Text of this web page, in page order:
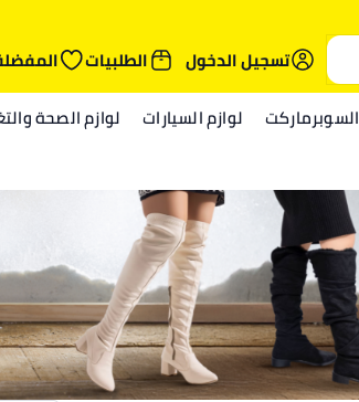
تسجيل الدخول
الطلبيات
السوبرماركت لوازم السيارات لوازم الصحة